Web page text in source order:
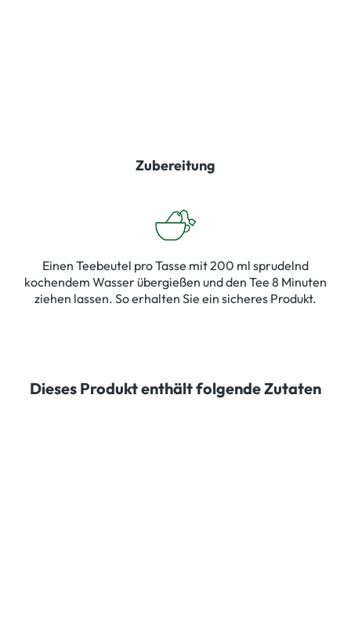
Zubereitung
Einen Teebeutel pro Tasse mit 200 ml sprudelnd
kochendem Wasser übergießen und den Tee 8 Minuten
ziehen lassen. So erhalten Sie ein sicheres Produkt.
Dieses Produkt enthält folgende Zutaten